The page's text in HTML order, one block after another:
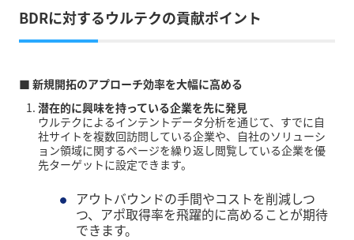
BDRに対するウルテクの貢献ポイント
■ 新規開拓のアプローチ効率を大幅に高める
潜在的に興味を持っている企業を先に発見
ウルテクによるインテントデータ分析を通じて、すでに自
社サイトを複数回訪問している企業や、自社のソリューシ
ョン領域に関するページを繰り返し閲覧している企業を優
先ターゲットに設定できます。
アウトバウンドの手間やコストを削減しつ
つ、 アポ取得率を飛躍的に高めることが期待
できます。